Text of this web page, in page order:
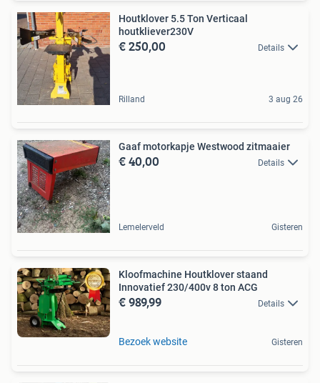
Houtklover 5.5 Ton Verticaal
houtkliever230V
€ 250,00 Details
Rilland 3 aug 26
Gaaf motorkapje Westwood zitmaaier
€ 40,00 Details
Lemelerveld Gisteren
Kloofmachine Houtklover staand
Innovatief 230/400v 8 ton ACG
€ 989,99 Details
Bezoek website Gisteren